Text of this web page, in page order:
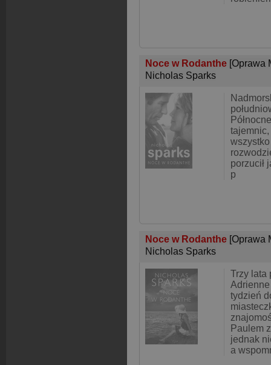
Noce w Rodanthe [Oprawa
Nicholas Sparks
wszystko
porzucił
p
Noce w Rodanthe [Oprawa
Nicholas Sparks
Trzy lata
tydzień
Paulem
jednak
a